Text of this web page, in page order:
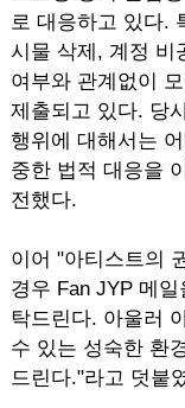
로 대응하고 있다.
시물 삭제, 계정 비
여부와 관계없이
제출되고 있다. 당
행위에 대해서는
중한 법적 대응을
전했다.
이어 "아티스트의
경우 Fan JYP 메
탁드린다. 아울러
수 있는 성숙한 환
드린다."라고 덧붙